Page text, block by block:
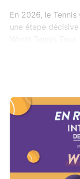
En 2026, le
une étape
World Tennis
En partenariat
présentés par
grande gagnante
qualifications des
2026.
Place au circuit